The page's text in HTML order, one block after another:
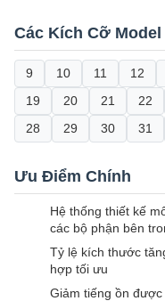
Các Kích Cỡ Model
9 10 11 12
19
20 21 22
28
29 30 31
Ưu Điểm Chính
Hệ thống thiết kế
các bộ phận bên
Tỷ lệ kích thước
hợp tối ưu
Giảm tiếng ồn